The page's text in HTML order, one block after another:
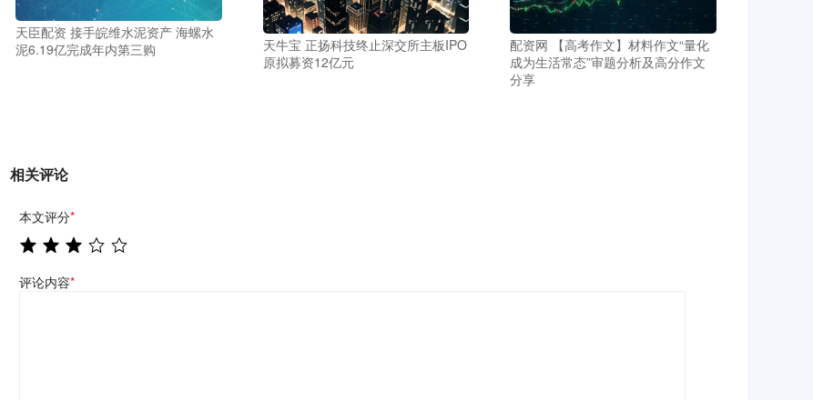
天臣配资 接手皖维水泥资产 海螺水
泥6.19亿完成年内第三购
天牛宝 正扬科技终止深交所主板IPO
原拟募资12亿元
配资网 【高考作文】材料作文“量化
成为生活常态”审题分析及高分作文
分享
相关评论
本文评分*
评论内容*